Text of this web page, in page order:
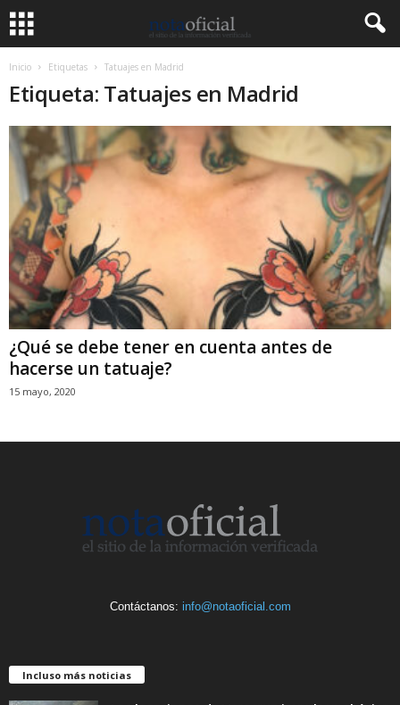
Inicio Etiquetas Tatuajes en Madrid
Etiqueta: Tatuajes en Madrid
¿Qué se debe tener en cuenta antes de
hacerse un tatuaje?
15 mayo, 2020
Contáctanos: info@notaoficial.com
Incluso más noticias